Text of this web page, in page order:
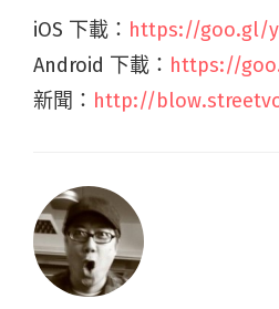
iOS 下載： https://goo.gl/
Android 下載： https://
新聞： http://